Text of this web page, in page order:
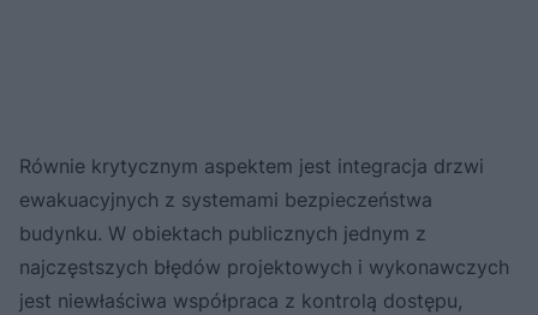
Równie krytycznym aspektem jest integracja drzwi
ewakuacyjnych z systemami bezpieczeństwa
budynku. W obiektach publicznych jednym z
najczęstszych błędów projektowych i wykonawczych
jest niewłaściwa współpraca z kontrolą dostępu,